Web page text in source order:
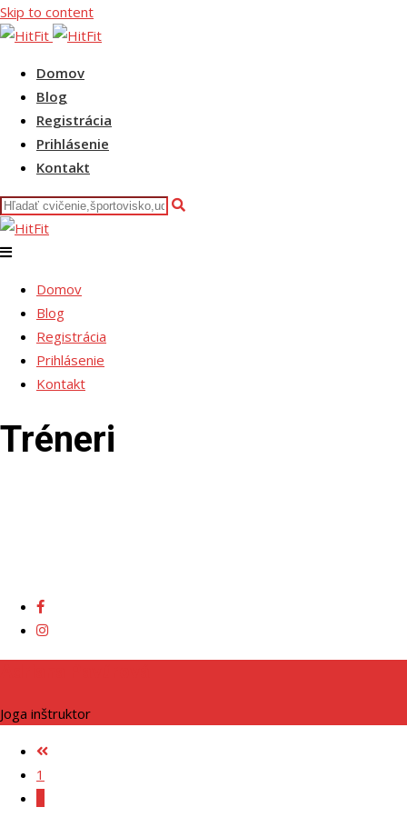
Skip to content
Domov
Blog
Registrácia
Prihlásenie
Kontakt
Domov
Blog
Registrácia
Prihlásenie
Kontakt
Tréneri
Joga inštruktor
1